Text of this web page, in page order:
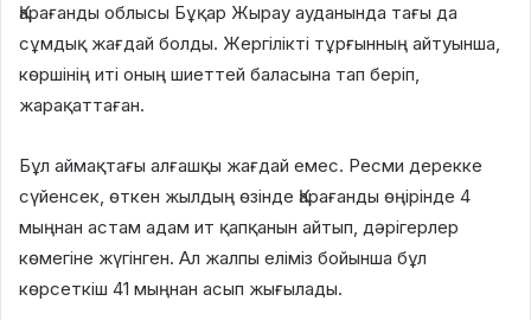
Қарағанды облысы Бұқар Жырау ауданында тағы да
сұмдық жағдай болды. Жергілікті тұрғынның айтуынша,
көршінің иті оның шиеттей баласына тап беріп,
жарақаттаған.
Бұл аймақтағы алғашқы жағдай емес. Ресми дерекке
сүйенсек, өткен жылдың өзінде Қарағанды өңірінде 4
мыңнан астам адам ит қапқанын айтып, дәрігерлер
көмегіне жүгінген. Ал жалпы еліміз бойынша бұл
көрсеткіш 41 мыңнан асып жығылады.